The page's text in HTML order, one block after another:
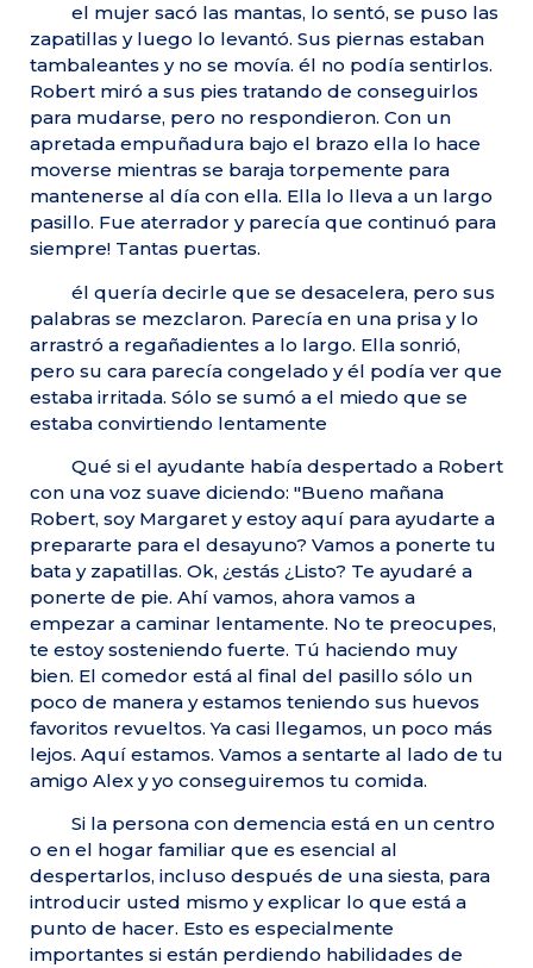
el mujer sacó las mantas, lo sentó, se puso las
zapatillas y luego lo levantó. Sus piernas estaban
tambaleantes y no se movía. él no podía sentirlos.
Robert miró a sus pies tratando de conseguirlos
para mudarse, pero no respondieron. Con un
apretada empuñadura bajo el brazo ella lo hace
moverse mientras se baraja torpemente para
mantenerse al día con ella. Ella lo lleva a un largo
pasillo. Fue aterrador y parecía que continuó para
siempre! Tantas puertas.
él quería decirle que se desacelera, pero sus
palabras se mezclaron. Parecía en una prisa y lo
arrastró a regañadientes a lo largo. Ella sonrió,
pero su cara parecía congelado y él podía ver que
estaba irritada. Sólo se sumó a el miedo que se
estaba convirtiendo lentamente
Qué si el ayudante había despertado a Robert
con una voz suave diciendo: "Bueno mañana
Robert, soy Margaret y estoy aquí para ayudarte a
prepararte para el desayuno? Vamos a ponerte tu
bata y zapatillas. Ok, ¿estás ¿Listo? Te ayudaré a
ponerte de pie. Ahí vamos, ahora vamos a
empezar a caminar lentamente. No te preocupes,
te estoy sosteniendo fuerte. Tú haciendo muy
bien. El comedor está al final del pasillo sólo un
poco de manera y estamos teniendo sus huevos
favoritos revueltos. Ya casi llegamos, un poco más
lejos. Aquí estamos. Vamos a sentarte al lado de tu
amigo Alex y yo conseguiremos tu comida.
Si la persona con demencia está en un centro
o en el hogar familiar que es esencial al
despertarlos, incluso después de una siesta, para
introducir usted mismo y explicar lo que está a
punto de hacer. Esto es especialmente
importantes si están perdiendo habilidades de